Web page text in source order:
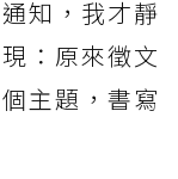
知，我才靜
：原來徵文
主題，書寫